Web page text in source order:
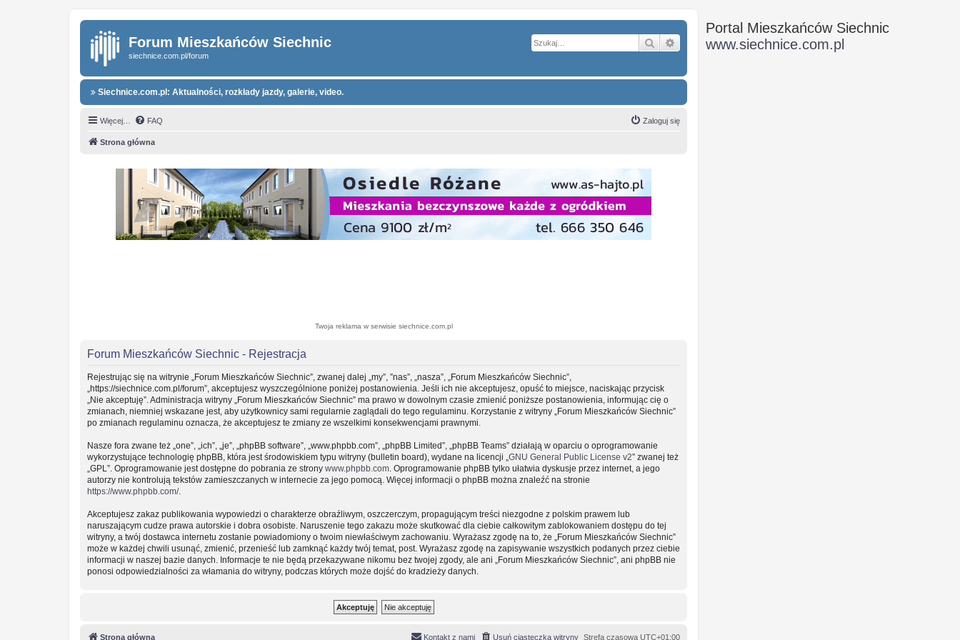
Forum Mieszkańców Siechnic
siechnice.com.pl/forum
Szukaj Wyszukiwanie zaawansowane
Siechnice.com.pl: Aktualności, rozkłady jazdy, galerie, video.
Więcej… FAQ Zaloguj się
Strona główna
Twoja reklama w serwisie siechnice.com.pl
Forum Mieszkańców Siechnic - Rejestracja
Rejestrując się na witrynie „Forum Mieszkańców Siechnic”, zwanej dalej „my”, ”nas”, „nasza”, „Forum Mieszkańców Siechnic”,
„https://siechnice.com.pl/forum”, akceptujesz wyszczególnione poniżej postanowienia. Jeśli ich nie akceptujesz, opuść to miejsce, naciskając przycisk
„Nie akceptuję”. Administracja witryny „Forum Mieszkańców Siechnic” ma prawo w dowolnym czasie zmienić poniższe postanowienia, informując cię o
zmianach, niemniej wskazane jest, aby użytkownicy sami regularnie zaglądali do tego regulaminu. Korzystanie z witryny „Forum Mieszkańców Siechnic”
po zmianach regulaminu oznacza, że akceptujesz te zmiany ze wszelkimi konsekwencjami prawnymi.
Nasze fora zwane też „one”, „ich”, „je”, „phpBB software”, „www.phpbb.com”, „phpBB Limited”, „phpBB Teams” działają w oparciu o oprogramowanie
wykorzystujące technologię phpBB, która jest środowiskiem typu witryny (bulletin board), wydane na licencji „ GNU General Public License v2” zwanej też
„GPL”. Oprogramowanie jest dostępne do pobrania ze strony www.phpbb.com . Oprogramowanie phpBB tylko ułatwia dyskusje przez internet, a jego
autorzy nie kontrolują tekstów zamieszczanych w internecie za jego pomocą. Więcej informacji o phpBB można znaleźć na stronie
https://www.phpbb.com/.
Akceptujesz zakaz publikowania wypowiedzi o charakterze obraźliwym, oszczerczym, propagującym treści niezgodne z polskim prawem lub
naruszającym cudze prawa autorskie i dobra osobiste. Naruszenie tego zakazu może skutkować dla ciebie całkowitym zablokowaniem dostępu do tej
witryny, a twój dostawca internetu zostanie powiadomiony o twoim niewłaściwym zachowaniu. Wyrażasz zgodę na to, że „Forum Mieszkańców Siechnic”
może w każdej chwili usunąć, zmienić, przenieść lub zamknąć każdy twój temat, post. Wyrażasz zgodę na zapisywanie wszystkich podanych przez ciebie
informacji w naszej bazie danych. Informacje te nie będą przekazywane nikomu bez twojej zgody, ale ani „Forum Mieszkańców Siechnic”, ani phpBB nie
ponosi odpowiedzialności za włamania do witryny, podczas których może dojść do kradzieży danych.
Strona główna Strefa czasowa UTC+01:00
Usuń ciasteczka witryny
Kontakt z nami
Portal Mieszkańców Siechnic
www.siechnice.com.pl